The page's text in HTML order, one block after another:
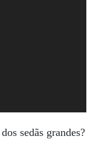
sedãs grandes?